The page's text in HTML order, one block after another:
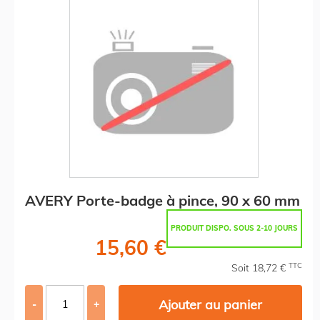
AVERY Porte-badge à pince, 90 x 60 mm
PRODUIT DISPO. SOUS 2-10 JOURS
15,60 €
Soit 18,72 € TTC
- + Ajouter au panier